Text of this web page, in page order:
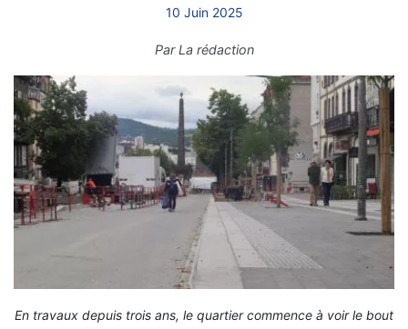
10 Juin 2025
ParLa rédaction
En travaux depuis trois ans, le quartier commence à voir le bout